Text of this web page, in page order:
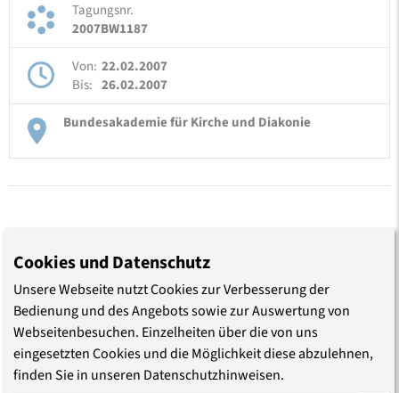
Tagungsnr.
2007BW1187
Von: 22.02.2007
Bis: 26.02.2007
Bundesakademie für Kirche und Diakonie
TEILEN
Cookies und Datenschutz
Unsere Webseite nutzt Cookies zur Verbesserung der
Bedienung und des Angebots sowie zur Auswertung von
Webseitenbesuchen. Einzelheiten über die von uns
eingesetzten Cookies und die Möglichkeit diese abzulehnen,
finden Sie in unseren Datenschutzhinweisen.